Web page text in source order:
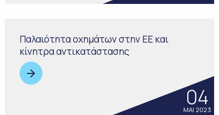
Παλαιότητα οχημάτων στην ΕΕ και
κίνητρα αντικατάστασης
04
ΜΑΙ 2023